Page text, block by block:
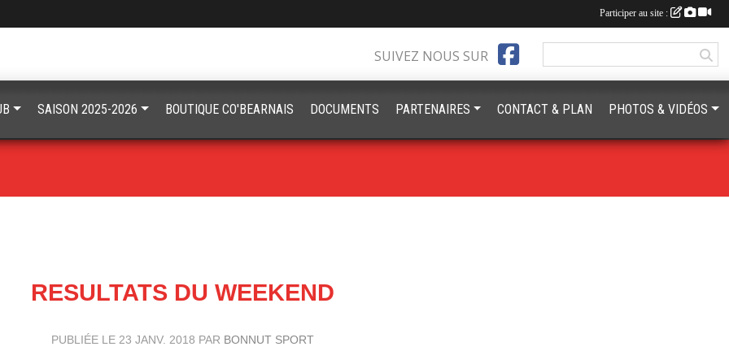
RESULTATS DU WEEKEND
PUBLIÉE LE 23 JANV. 2018 PAR BONNUT SPORT
SUIVEZ NOUS SUR
SAISON 2025-2026 BOUTIQUE CO'BEARNAIS DOCUMENTS PARTENAIRES CONTACT & PLAN PHOTOS & VIDÉOS
Participer au site :